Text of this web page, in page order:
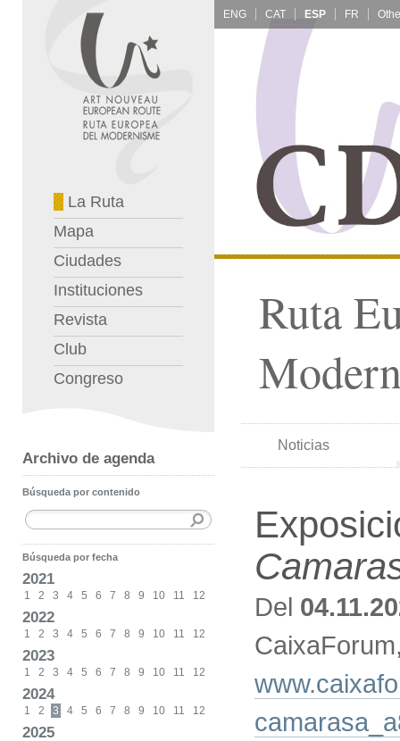
La Ruta
Mapa
Ciudades
Instituciones
Revista
Club
Congreso
Archivo de agenda
Búsqueda por contenido
Búsqueda por fecha
2021
1 2 3 4 5 6 7 8 9 10 11 12
2022
1 2 3 4 5 6 7 8 9 10 11 12
2023
1 2 3 4 5 6 7 8 9 10 11 12
2024
1 2 3 4 5 6 7 8 9 10 11 12
2025
ENG CAT ESP FR
Ruta
Noticias
Del